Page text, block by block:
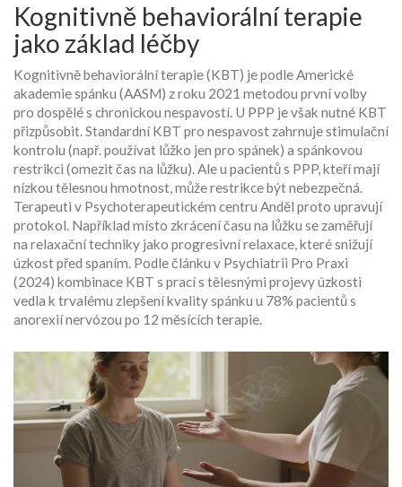
Kognitivně behaviorální terapie
jako základ léčby
Kognitivně behaviorální terapie (KBT) je podle Americké
akademie spánku (AASM) z roku 2021 metodou první volby
pro dospělé s chronickou nespavostí. U PPP je však nutné KBT
přizpůsobit. Standardní KBT pro nespavost zahrnuje stimulační
kontrolu (např. používat lůžko jen pro spánek) a spánkovou
restrikci (omezit čas na lůžku). Ale u pacientů s PPP, kteří mají
nízkou tělesnou hmotnost, může restrikce být nebezpečná.
Terapeuti v Psychoterapeutickém centru Anděl proto upravují
protokol. Například místo zkrácení času na lůžku se zaměřují
na relaxační techniky jako progresivní relaxace, které snižují
úzkost před spaním. Podle článku v Psychiatrii Pro Praxi
(2024) kombinace KBT s prací s tělesnými projevy úzkosti
vedla k trvalému zlepšení kvality spánku u 78% pacientů s
anorexií nervózou po 12 měsících terapie.